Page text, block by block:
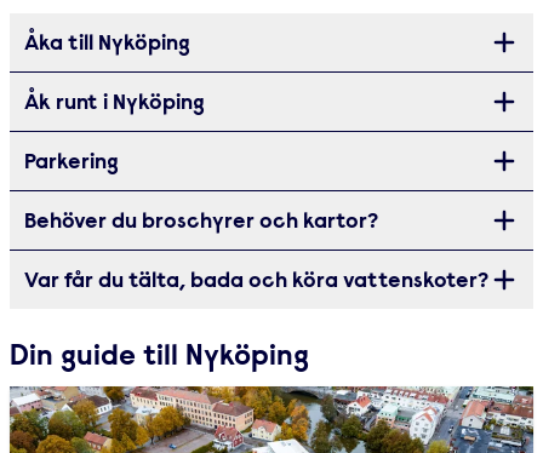
Åka till Nyköping
Åk runt i Nyköping
Parkering
Behöver du broschyrer och kartor?
Var får du tälta, bada och köra vattenskoter?
Din guide till Nyköping